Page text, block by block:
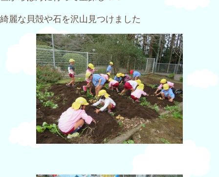
綺麗な貝殻や石を沢山見つけました